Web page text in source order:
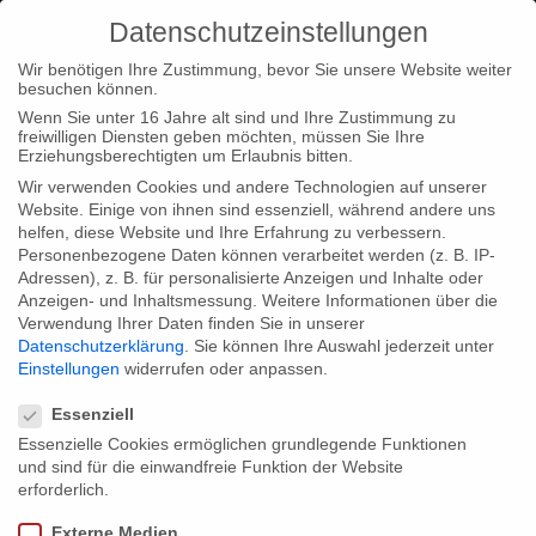
Home Typ|News
Realscreen veröffentlicht “Global 100” –
GBF mit dabei
Realscreen veröffentlicht “Global 100” –
GBF mit dabei
Realscreen.com hat die “Global 100” der unabhängigen
Produktionsfirmen veröffentlicht und die gebrueder beetz
Datenschutzeinstellungen
Wir benötigen Ihre Zustimmung, bevor Sie unsere Website weiter
besuchen können.
Wenn Sie unter 16 Jahre alt sind und Ihre Zustimmung zu
freiwilligen Diensten geben möchten, müssen Sie Ihre
Erziehungsberechtigten um Erlaubnis bitten.
Wir verwenden Cookies und andere Technologien auf unserer
Website. Einige von ihnen sind essenziell, während andere uns
helfen, diese Website und Ihre Erfahrung zu verbessern.
Personenbezogene Daten können verarbeitet werden (z. B. IP-
Adressen), z. B. für personalisierte Anzeigen und Inhalte oder
Anzeigen- und Inhaltsmessung. Weitere Informationen über die
Verwendung Ihrer Daten finden Sie in unserer
Datenschutzerklärung
Sie können Ihre Auswahl jederzeit unter
Einstellungen widerrufen oder anpassen.
Essenziell
Essenzielle Cookies ermöglichen grundlegende Funktionen
und sind für die einwandfreie Funktion der Website
erforderlich.